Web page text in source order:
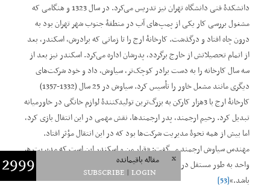
دانشکدۀ فنی دانشگاه تهران نیز تدریس می‌کرد. در سال 1323 و هنگامی که
مشغول بررسی کار یکی از پمپ‌های آب در منطقۀ جنوب شهر تهران بود به
درون چاه افتاد و درگذشت. کارخانۀ ارج را تا زمانی که برادرش، اسکندر، بعد
از اتمام تحصیلاتش از خارج برگردد، پدرشان اداره می‌کرد. اسکندر نیز بعد از
سه سال کارخانه را به دست برادر کوچک‌تر، سیاوش، داد و خود شرکت‌های
دیگری مانند مشعل خاور را تأسیس کرد. سیاوش در 25 سال (1332-1357)
کارخانۀ ارج با 3هزار کارکن به بزرگ‌ترین تولیدکنندۀ لوازم خانگی در خاورمیانه
تبدیل کرد. رحیم ارجمند، پدر ارجمندها، نقش مهمی در این انتقال بازی کرد،
اما بیش از همه نحوۀ مدیریت شرکت‌ها بود که در این انتقال مؤثر افتاد.
مهندس سیاوش ارجمند می‌گفت: ”قرار من و اسکندر این است که مدیریت هر
واحد به طور مستقل در دست هر یک از براداران باشد، اما مالکیت آنها مشترک
باشد.‌“[53]
x
2999
مقاله‌ باقیمانده
SUBSCRIBE | LOGIN